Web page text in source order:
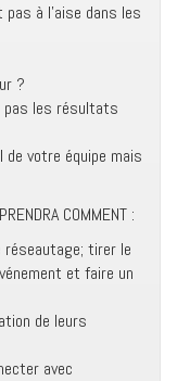
à l’aise dans les
?
pas les résultats
votre équipe mais
COMMENT :
réseautage; tirer le
et faire un
de leurs
avec